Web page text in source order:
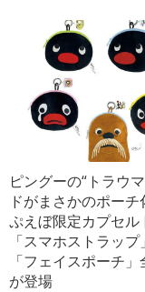
ピングーの“トラウ
ドがまさかのポーチ
ぷえぼ限定カプセル
「スマホストラップ
「フェイスポーチ
が登場